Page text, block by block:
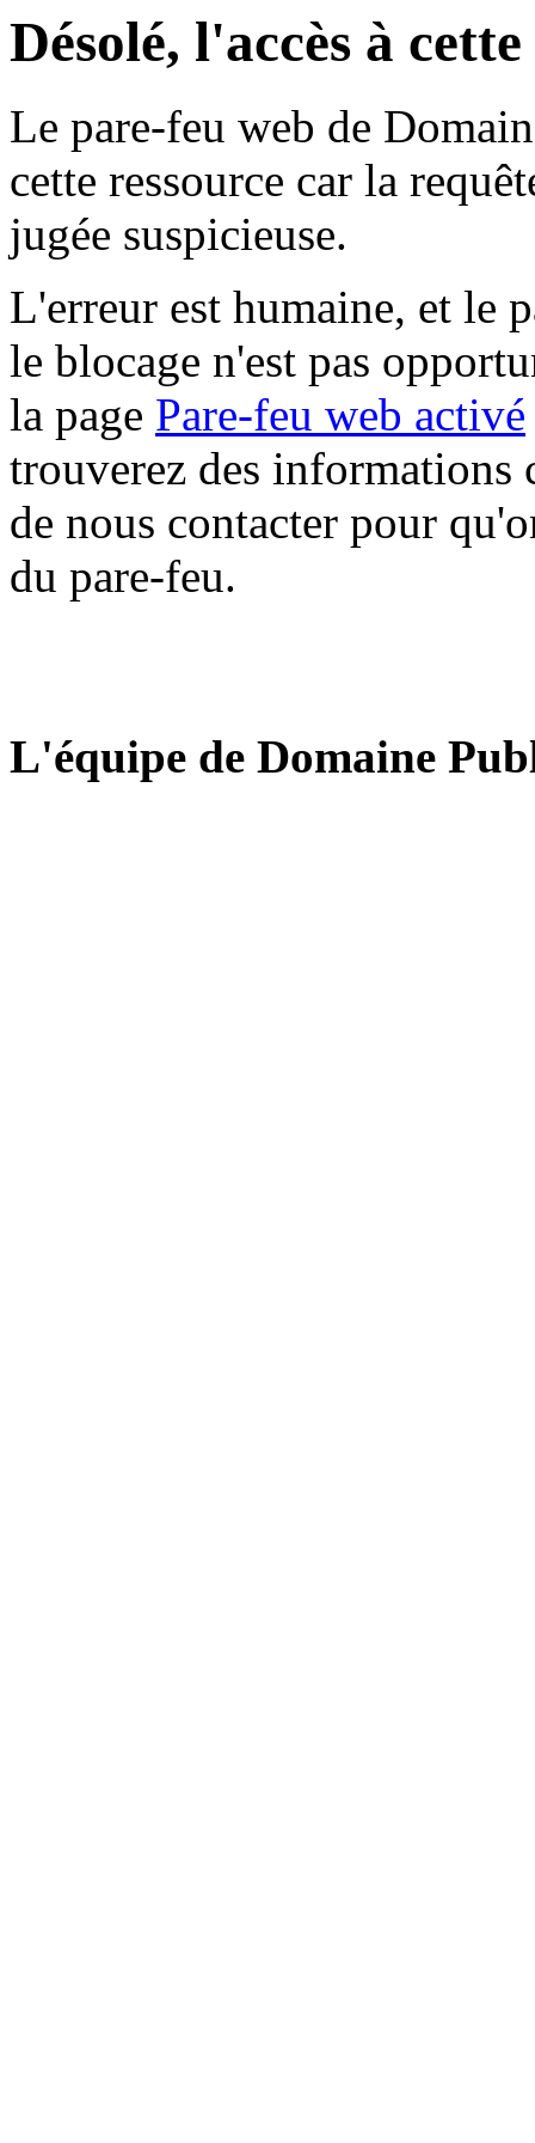
Désolé, l'accès à
Le pare-feu web de
cette ressource car la
jugée suspicieuse.
L'erreur est humaine, et le
le blocage n'est pas
la page Pare-feu web activé
trouverez des informations
de nous contacter pour
du pare-feu.
L'équipe de Domaine